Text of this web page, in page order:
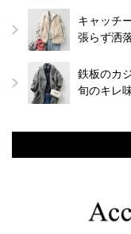
キャッチ
張らず洒
鉄板のカ
旬のキレ